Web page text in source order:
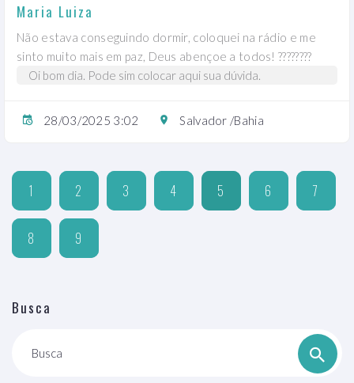
Maria Luiza
Não estava conseguindo dormir, coloquei na rádio e me
sinto muito mais em paz, Deus abençoe a todos! ????????
Oi bom dia. Pode sim colocar aqui sua dúvida.
28/03/2025 3:02 Salvador /Bahia
1 2 3 4 5 6 7
8 9
Busca
Busca